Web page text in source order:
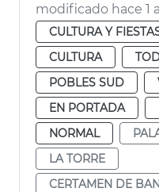
modificado hace 1
CULTURA Y
CULTURA
POBLES SUD
EN PORTADA
NORMAL
LA TORRE
CERTAMEN DE